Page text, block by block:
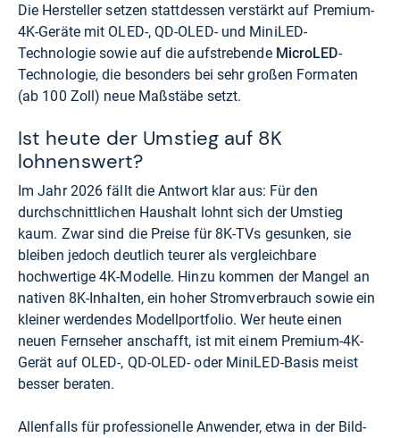
Die Hersteller setzen stattdessen verstärkt auf Premium-
4K-Geräte mit OLED-, QD-OLED- und MiniLED-
Technologie sowie auf die aufstrebende MicroLED-
Technologie, die besonders bei sehr großen Formaten
(ab 100 Zoll) neue Maßstäbe setzt.
Ist heute der Umstieg auf 8K
lohnenswert?
Im Jahr 2026 fällt die Antwort klar aus: Für den
durchschnittlichen Haushalt lohnt sich der Umstieg
kaum. Zwar sind die Preise für 8K-TVs gesunken, sie
bleiben jedoch deutlich teurer als vergleichbare
hochwertige 4K-Modelle. Hinzu kommen der Mangel an
nativen 8K-Inhalten, ein hoher Stromverbrauch sowie ein
kleiner werdendes Modellportfolio. Wer heute einen
neuen Fernseher anschafft, ist mit einem Premium-4K-
Gerät auf OLED-, QD-OLED- oder MiniLED-Basis meist
besser beraten.
Allenfalls für professionelle Anwender, etwa in der Bild-